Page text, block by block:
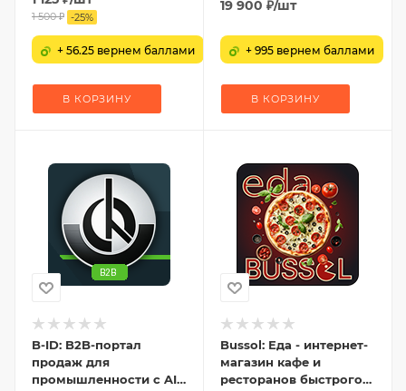
1 500₽ -25%
+ 56.25 вернем баллами
В КОРЗИНУ
19 900 ₽/шт
+ 995 вернем баллами
В КОРЗИНУ
B-ID: B2B-портал
продаж для
промышленности с AI-
Bussol: Еда - интернет-
магазин кафе и
ресторанов быстрого